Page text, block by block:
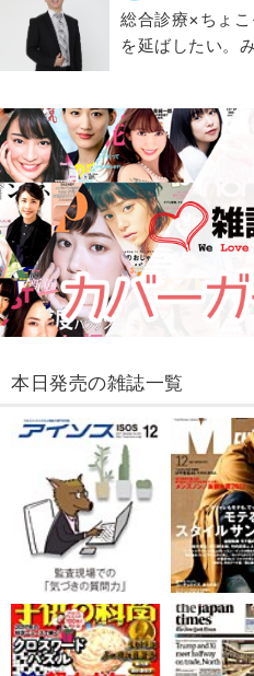
総合診療×ちょ
を延ばしたい。
本日発売の雑誌一覧